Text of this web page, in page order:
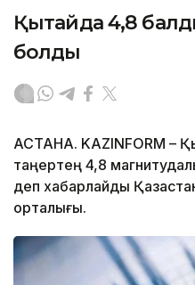
Қытайда 4,8
болды
АСТАНА. KAZINFORM –
таңертең 4,8
деп хабарлайды
орталығы.